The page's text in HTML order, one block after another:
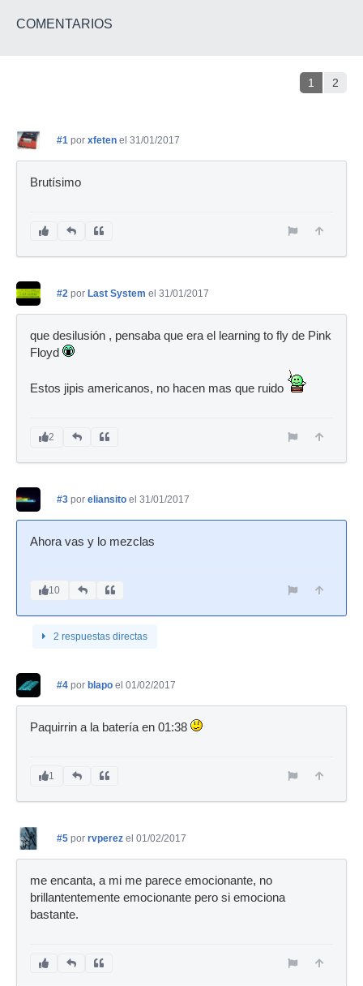
COMENTARIOS
1 2
#1 por xfeten el 31/01/2017
Brutísimo
#2 por Last System el 31/01/2017
que desilusión , pensaba que era el learning to fly de Pink
Floyd
Estos jipis americanos, no hacen mas que ruido
2
#3 por eliansito el 31/01/2017
Ahora vas y lo mezclas
10
2 respuestas directas
#4 por blapo el 01/02/2017
Paquirrin a la batería en 01:38
1
#5 por rvperez el 01/02/2017
me encanta, a mi me parece emocionante, no
brillantentemente emocionante pero si emociona
bastante.